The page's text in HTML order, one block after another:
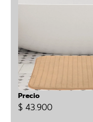
Precio
$ 43.900